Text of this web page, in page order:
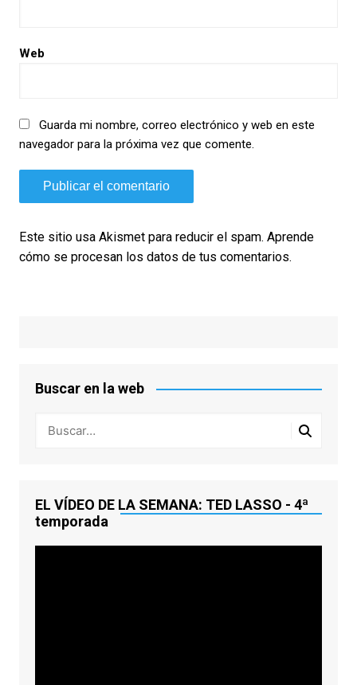
Web
Guarda mi nombre, correo electrónico y web en este
navegador para la próxima vez que comente.
Este sitio usa Akismet para reducir el spam. Aprende
cómo se procesan los datos de tus comentarios.
Buscar en la web
EL VÍDEO DE LA SEMANA: TED LASSO - 4ª
temporada